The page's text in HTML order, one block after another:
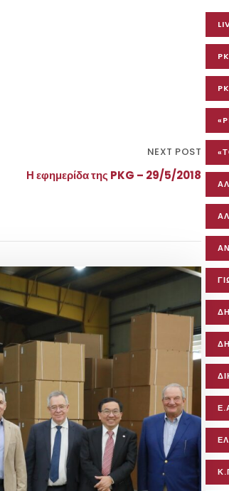
NEXT POST
Η εφημερίδα της PKG – 29/5/2018